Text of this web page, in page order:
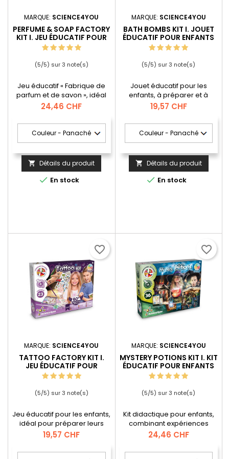
MARQUE: SCIENCE4YOU
PERFUME & SOAP FACTORY
KIT I. JEU ÉDUCATIF POUR
ENFANTS
(5/5) sur3 note(s)
Jeu éducatif « Fabrique de
parfum et de savon », idéal
pour que les enfants
découvrent comment
fabriquer leurs propres
savons et parfums. Âge
recommandé : 8 ans et plus
Prix
24,46 CHF
 Détails du produit
 En stock
MARQUE: SCIENCE4YOU
BATH BOMBS KIT I. JOUET
ÉDUCATIF POUR ENFANTS
(5/5) sur3 note(s)
Jouet éducatif pour les
enfants, à préparer et à
savourer dans le bain. Un kit
pour fabriquer des bombes
de bain pétillantes et
relaxantes de différentes
couleurs et formes. Âge
Prix
19,57 CHF
 Détails du produit
 En stock
MARQUE: SCIENCE4YOU
TATTOO FACTORY KIT I.
JEU ÉDUCATIF POUR
ENFANTS
(5/5) sur3 note(s)
Jeu éducatif pour les enfants,
idéal pour préparer leurs
premiers tatouages
découvrir l'histoire et les
Prix
19,57 CHF
favorite_border
MARQUE: SCIENCE4YOU
MYSTERY POTIONS KIT I. KIT
ÉDUCATIF POUR ENFANTS
(5/5) sur3 note(s)
Kit didactique pour enfants,
combinant expériences
magiques, science,
Ce jouet comprend 32
Prix
24,46 CHF
favorite_border